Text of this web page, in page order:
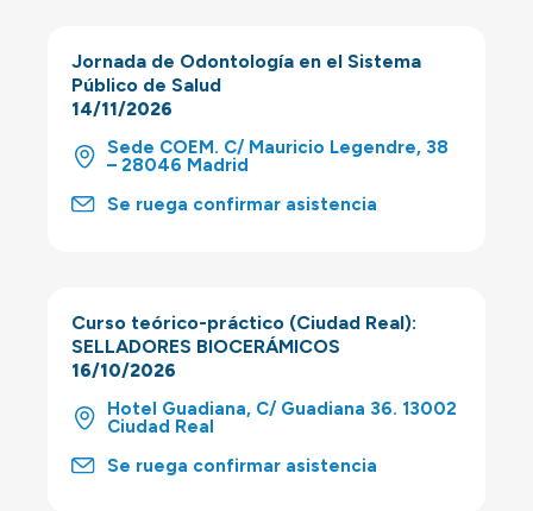
Jornada de Odontología en el Sistema
Público de Salud
14/11/2026
Sede COEM. C/ Mauricio Legendre, 38
– 28046 Madrid
Se ruega confirmar asistencia
Curso teórico-práctico (Ciudad Real):
SELLADORES BIOCERÁMICOS
16/10/2026
Hotel Guadiana, C/ Guadiana 36. 13002
Ciudad Real
Se ruega confirmar asistencia